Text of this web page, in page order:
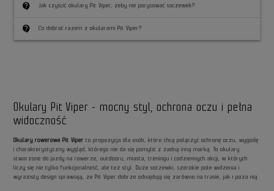
contact_support Jak czyścić okulary Pit Viper, żeby nie porysować soczewek?
contact_support Co dobrać razem z okularami Pit Viper?
Okulary Pit Viper - mocny styl, ochrona oczu i pełna
widoczność
Okulary rowerowe Pit Viper to propozycja dla osób, które chcą połączyć ochronę oczu, wygodę
i charakterystyczny wygląd, którego nie da się pomylić z żadną inną marką. To okulary
stworzone do jazdy na rowerze, outdooru, miasta, treningu i codziennych akcji, w których
liczy się nie tylko funkcjonalność, ale też styl. Duże soczewki, szerokie pole widzenia i
wyrazisty design sprawiają, że Pit Viper dobrze odnajdują się zarówno na trasie, jak i poza nią.